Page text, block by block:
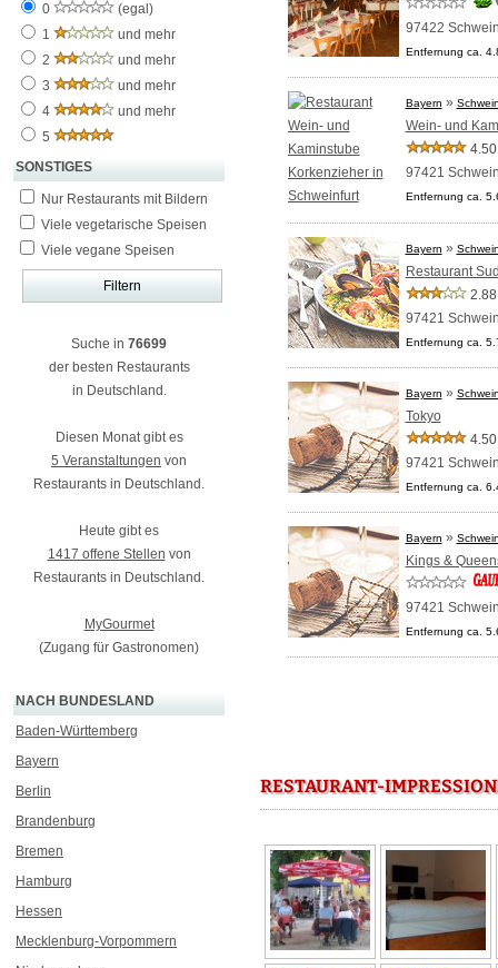
0
(egal)
1
und mehr
2
und mehr
3
und mehr
4
und mehr
5
SONSTIGES
Nur Restaurants mit Bildern
Viele vegetarische Speisen
Viele vegane Speisen
Suche in 76699
der besten Restaurants
in Deutschland.
Diesen Monat gibt es
5 Veranstaltungen von
Restaurants in Deutschland.
Heute gibt es
1417 offene Stellen von
Restaurants in Deutschland.
MyGourmet
(Zugang für Gastronomen)
NACH BUNDESLAND
Baden-Württemberg
Bayern
Berlin
Brandenburg
Bremen
Hamburg
Hessen
Mecklenburg-Vorpommern
97422
Entfernung ca.
Bayern »
Wein- und
97421
Entfernung ca.
Bayern »
Restaurant
97421
Entfernung ca.
Bayern »
Tokyo
97421
Entfernung ca.
Bayern »
Kings &
97421
Entfernung ca.
RESTAURANT-